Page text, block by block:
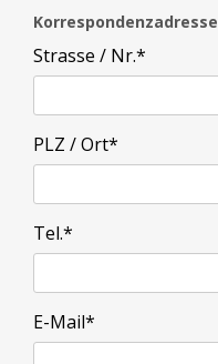
Korrespondenzadresse
Strasse / Nr.*
PLZ / Ort*
Tel.*
E-Mail*